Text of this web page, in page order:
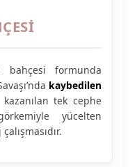
bahçesi formunda
kaybedilen
tek cephe
yücelten